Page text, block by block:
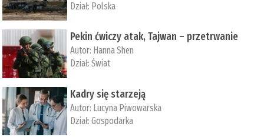
Dział: Polska
Pekin ćwiczy atak, Tajwan – przetrwanie
Autor: ­Hanna Shen
Dział:Świat
Kadry się starzeją
Autor: Lucyna Piwowarska
Dział:Gospodarka